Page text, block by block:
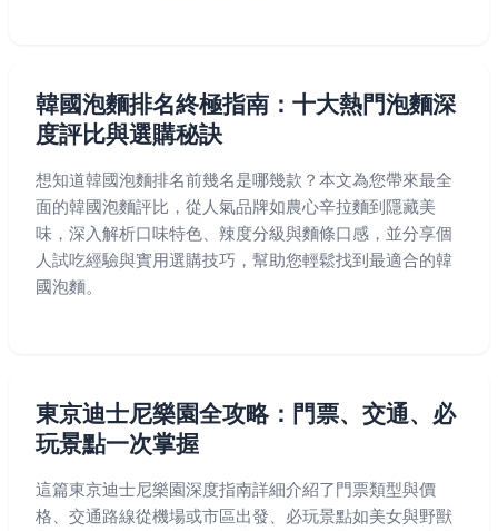
韓國泡麵排名終極指南：十大熱門泡麵深
度評比與選購秘訣
想知道韓國泡麵排名前幾名是哪幾款？本文為您帶來最全
面的韓國泡麵評比，從人氣品牌如農心辛拉麵到隱藏美
味，深入解析口味特色、辣度分級與麵條口感，並分享個
人試吃經驗與實用選購技巧，幫助您輕鬆找到最適合的韓
國泡麵。
東京迪士尼樂園全攻略：門票、交通、必
玩景點一次掌握
這篇東京迪士尼樂園深度指南詳細介紹了門票類型與價
格、交通路線從機場或市區出發、必玩景點如美女與野獸